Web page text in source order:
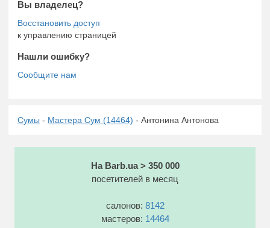
Вы владелец?
к управлению страницей
Нашли ошибку?
Сумы - Мастера Сум (14464) - Антонина Антонова
На Barb.ua > 350 000
посетителей в месяц
салонов: 8142
мастеров: 14464